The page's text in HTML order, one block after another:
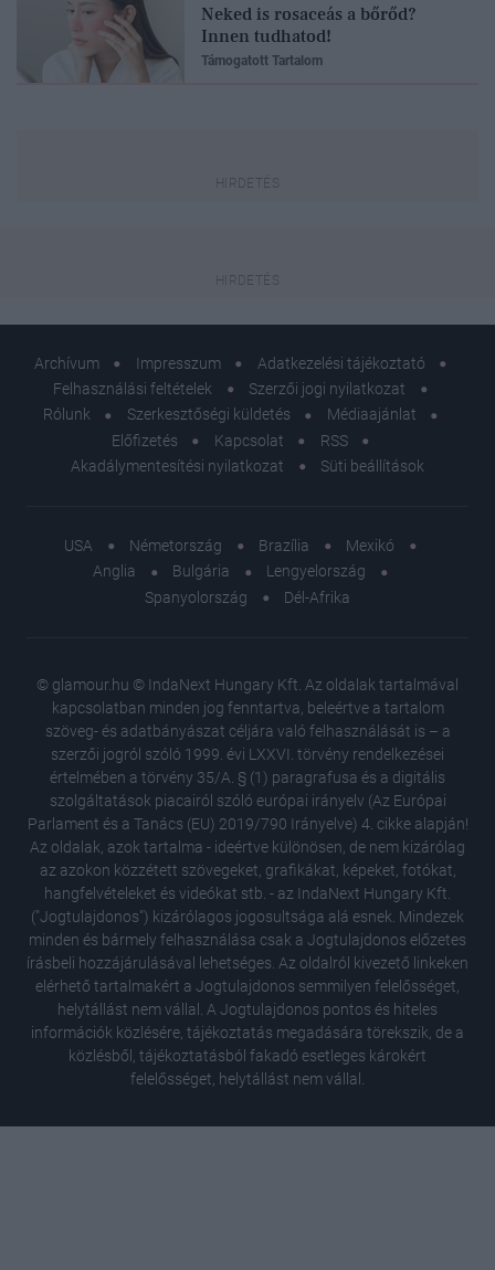
Neked is rosaceás a bőrőd?
Innen tudhatod!
Támogatott Tartalom
Archívum Impresszum
Adatkezelési tájékoztató
Felhasználási feltételek
Szerzői jogi nyilatkozat
Rólunk
Szerkesztőségi küldetés
Médiaajánlat
Előfizetés
Kapcsolat
RSS
Akadálymentesítési nyilatkozat
Süti beállítások
USA Németország Brazília
Mexikó
Anglia
Bulgária
Lengyelország
Spanyolország
Dél-Afrika
© glamour.hu © IndaNext Hungary Kft. Az oldalak tartalmával
kapcsolatban minden jog fenntartva, beleértve a tartalom
szöveg- és adatbányászat céljára való felhasználását is – a
szerzői jogról szóló 1999. évi LXXVI. törvény rendelkezései
értelmében a törvény 35/A. § (1) paragrafusa és a digitális
szolgáltatások piacairól szóló európai irányelv (Az Európai
Parlament és a Tanács (EU) 2019/790 Irányelve) 4. cikke alapján!
Az oldalak, azok tartalma - ideértve különösen, de nem kizárólag
az azokon közzétett szövegeket, grafikákat, képeket, fotókat,
hangfelvételeket és videókat stb. - az IndaNext Hungary Kft.
("Jogtulajdonos") kizárólagos jogosultsága alá esnek. Mindezek
minden és bármely felhasználása csak a Jogtulajdonos előzetes
írásbeli hozzájárulásával lehetséges. Az oldalról kivezető linkeken
elérhető tartalmakért a Jogtulajdonos semmilyen felelősséget,
helytállást nem vállal. A Jogtulajdonos pontos és hiteles
információk közlésére, tájékoztatás megadására törekszik, de a
közlésből, tájékoztatásból fakadó esetleges károkért
felelősséget, helytállást nem vállal.